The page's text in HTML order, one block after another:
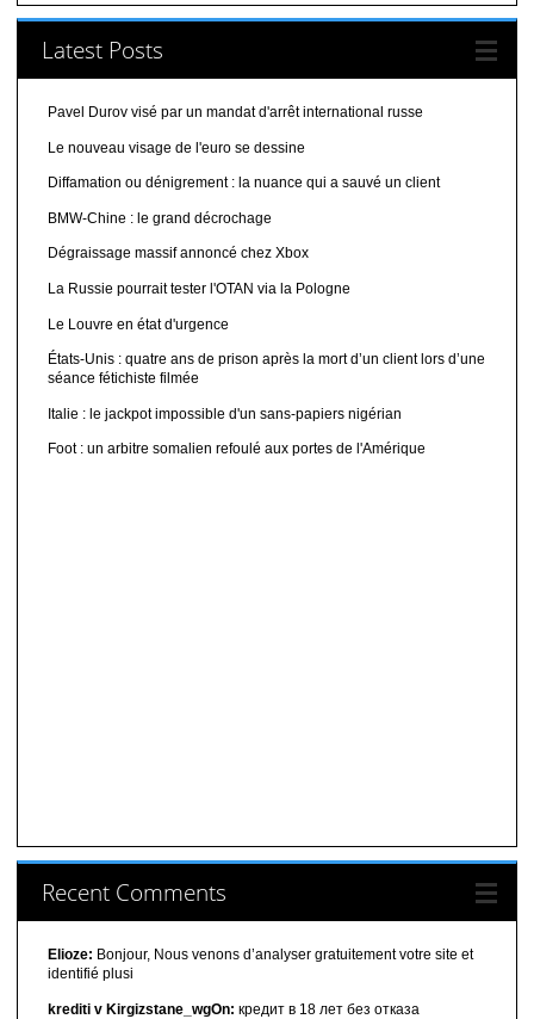
Latest Posts
Pavel Durov visé par un mandat d'arrêt international russe
Le nouveau visage de l'euro se dessine
Diffamation ou dénigrement : la nuance qui a sauvé un client
BMW-Chine : le grand décrochage
Dégraissage massif annoncé chez Xbox
La Russie pourrait tester l'OTAN via la Pologne
Le Louvre en état d'urgence
États-Unis : quatre ans de prison après la mort d’un client lors d’une
séance fétichiste filmée
Italie : le jackpot impossible d'un sans-papiers nigérian
Foot : un arbitre somalien refoulé aux portes de l'Amérique
Recent Comments
Elioze: Bonjour, Nous venons d’analyser gratuitement votre site et
identifié plusi
krediti v Kirgizstane_wgOn: кредит в 18 лет без отказа